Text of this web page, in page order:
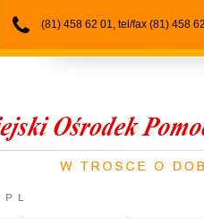
(81) 458 62 01, tel/fax (81) 458